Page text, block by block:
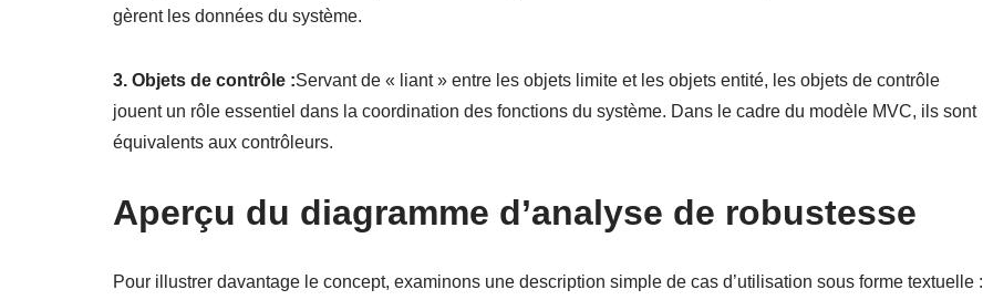
gèrent les données du système.
3. Objets de contrôle :Servant de « liant » entre les objets limite et les objets entité, les objets de contrôle
jouent un rôle essentiel dans la coordination des fonctions du système. Dans le cadre du modèle MVC, ils sont
équivalents aux contrôleurs.
Aperçu du diagramme d’analyse de robustesse
Pour illustrer davantage le concept, examinons une description simple de cas d’utilisation sous forme textuelle :